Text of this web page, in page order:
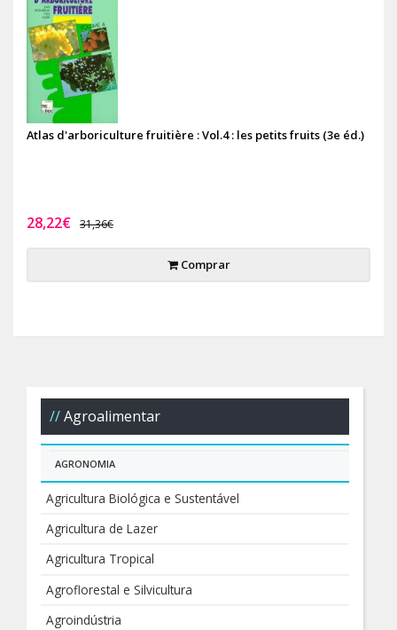
Atlas d'arboriculture fruitière : Vol.4 : les petits fruits (3e éd.)
28,22€ 31,36€
Comprar
Agroalimentar
AGRONOMIA
Agricultura Biológica e Sustentável
Agricultura de Lazer
Agricultura Tropical
Agroflorestal e Silvicultura
Agroindústria